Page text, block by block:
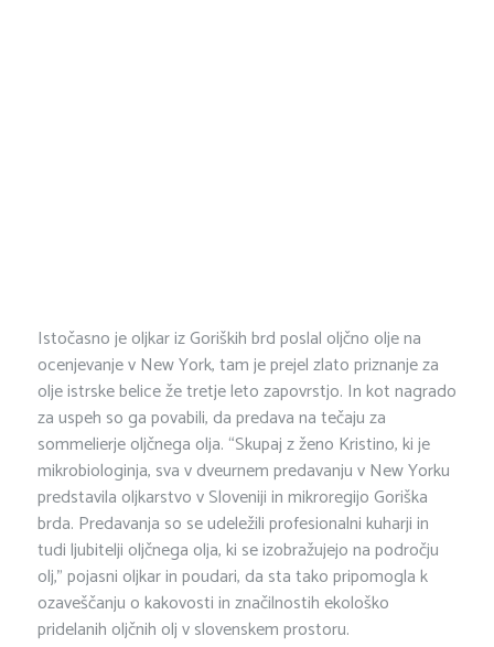
Istočasno je oljkar iz Goriških brd poslal oljčno olje na
ocenjevanje v New York, tam je prejel zlato priznanje za
olje istrske belice že tretje leto zapovrstjo. In kot nagrado
za uspeh so ga povabili, da predava na tečaju za
sommelierje oljčnega olja. “Skupaj z ženo Kristino, ki je
mikrobiologinja, sva v dveurnem predavanju v New Yorku
predstavila oljkarstvo v Sloveniji in mikroregijo Goriška
brda. Predavanja so se udeležili profesionalni kuharji in
tudi ljubitelji oljčnega olja, ki se izobražujejo na področju
olj,” pojasni oljkar in poudari, da sta tako pripomogla k
ozaveščanju o kakovosti in značilnostih ekološko
pridelanih oljčnih olj v slovenskem prostoru.